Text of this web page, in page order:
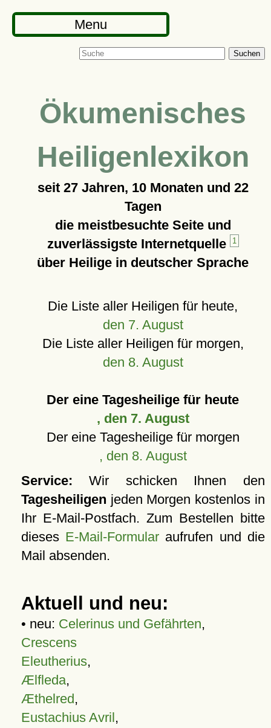
Menu
Suchen
Ökumenisches
Heiligenlexikon
seit 27 Jahren, 10 Monaten und 22
Tagen
die meistbesuchte Seite und
zuverlässigste Internetquelle
1
über Heilige in deutscher Sprache
Die Liste aller Heiligen für heute,
den 7. August
Die Liste aller Heiligen für morgen,
den 8. August
Der eine Tagesheilige für heute
, den 7. August
Der eine Tagesheilige für morgen
, den 8. August
Service: Wir schicken Ihnen den
Tagesheiligen jeden Morgen kostenlos in
Ihr E-Mail-Postfach. Zum Bestellen bitte
dieses E-Mail-Formular aufrufen und die
Mail absenden.
Aktuell und neu:
• neu: Celerinus und Gefährten,
Crescens
Eleutherius,
Ælfleda,
Æthelred,
Eustachius Avril,